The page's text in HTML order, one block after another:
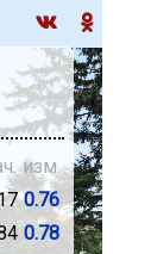
изм.
0.76
0.78